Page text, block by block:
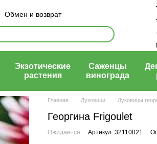
Обмен и возврат
Экзотические
растения
Саженцы
винограда
Главная Луковици Луковицы
Георгина Frigoulet
Ожидается Артикул: 32110021